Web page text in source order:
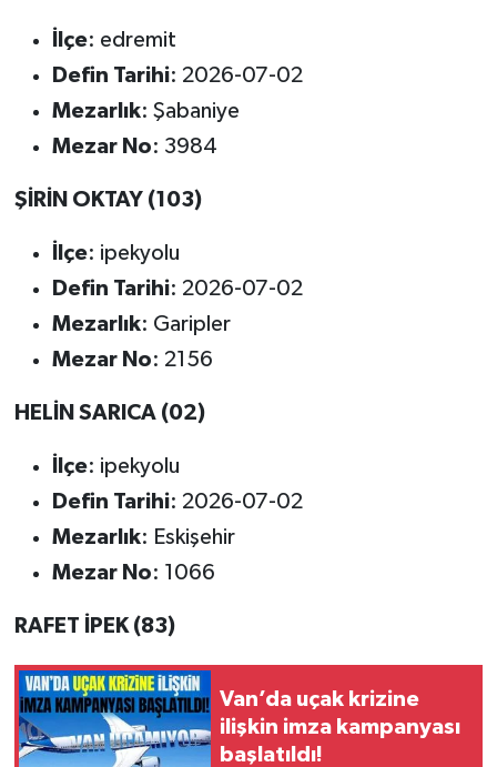
İlçe: edremit
Defin Tarihi: 2026-07-02
Mezarlık: Şabaniye
Mezar No: 3984
ŞİRİN OKTAY (103)
İlçe: ipekyolu
Defin Tarihi: 2026-07-02
Mezarlık: Garipler
Mezar No: 2156
HELİN SARICA (02)
İlçe: ipekyolu
Defin Tarihi: 2026-07-02
Mezarlık: Eskişehir
Mezar No: 1066
RAFET İPEK (83)
Van’da uçak krizine
ilişkin imza kampanyası
başlatıldı!